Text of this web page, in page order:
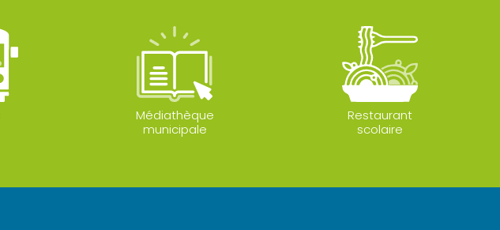
Médiathèque
municipale
Restaurant
scolaire